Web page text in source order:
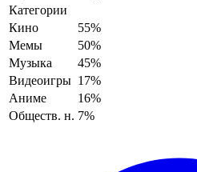
Категории
Кино
55%
Мемы
50%
Музыка
45%
Видеоигры 17%
Аниме
16%
Обществ. н. 7%